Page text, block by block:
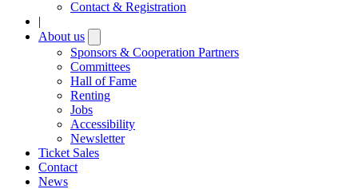
Contact & Registration
|
About us
submenu
Sponsors & Cooperation Partners
Committees
Hall of Fame
Renting
Jobs
Accessibility
Newsletter
Ticket Sales
Contact
News